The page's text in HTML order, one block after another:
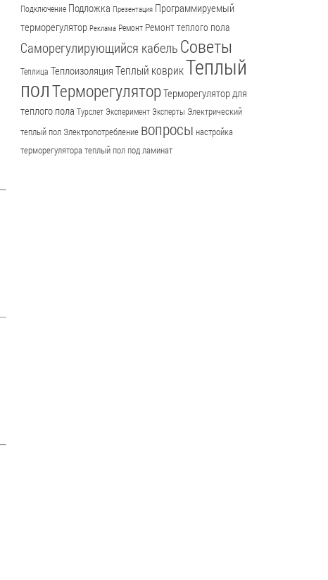
Подключение Подложка Презентация Программируемый
терморегулятор Реклама Ремонт Ремонт теплого пола
Саморегулирующийся кабель Советы
Теплица Теплоизоляция Теплый коврикТеплый
полТерморегуляторТерморегулятор для
теплого пола Турслет Эксперимент Эксперты Электрический
теплый пол Электропотребление вопросы настройка
терморегуляторатеплый пол под ламинат